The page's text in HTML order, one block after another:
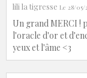
lili la tigresse Le 28/05/
Un grand MERCI !
l'oracle d'or et
yeux et l'âme <3